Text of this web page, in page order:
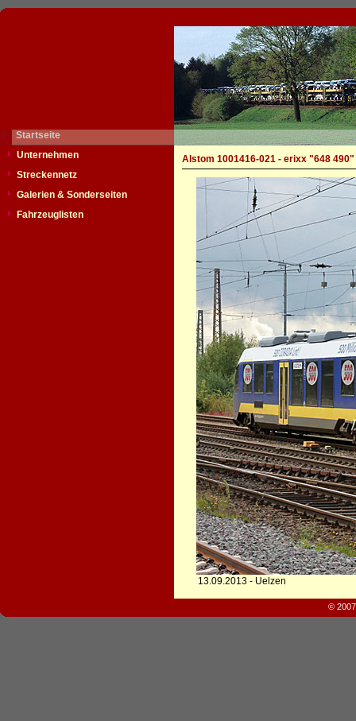
Startseite
Unternehmen
Streckennetz
Galerien & Sonderseiten
Fahrzeuglisten
Alstom 1001416-021 - erixx "648 490"
13.09.2013 - Uelzen
©